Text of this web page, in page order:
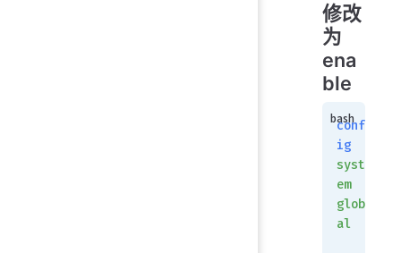
修改
为
ena
ble
conf
ig
syst
em
glob
al